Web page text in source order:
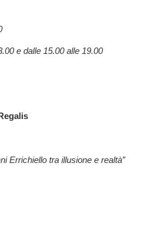
e dalle 15.00 alle 19.00
Errichiello tra illusione e realtà”